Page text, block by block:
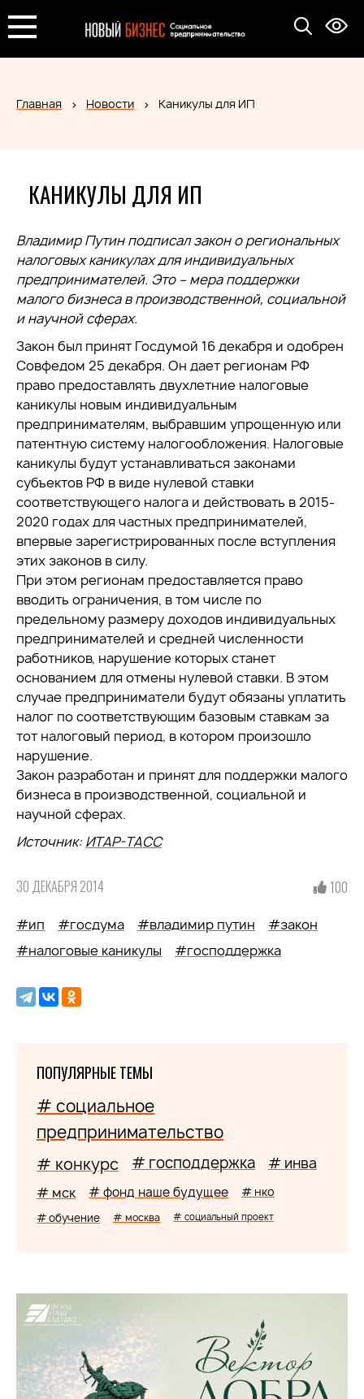
Главная Новости Каникулы для ИП
КАНИКУЛЫ ДЛЯ ИП
Владимир Путин подписал закон о региональных
налоговых каникулах для индивидуальных
предпринимателей. Это – мера поддержки
малого бизнеса в производственной, социальной
и научной сферах.
Закон был принят Госдумой 16 декабря и одобрен
Совфедом 25 декабря. Он дает регионам РФ
право предоставлять двухлетние налоговые
каникулы новым индивидуальным
предпринимателям, выбравшим упрощенную или
патентную систему налогообложения. Налоговые
каникулы будут устанавливаться законами
субъектов РФ в виде нулевой ставки
соответствующего налога и действовать в 2015-
2020 годах для частных предпринимателей,
впервые зарегистрированных после вступления
этих законов в силу.
При этом регионам предоставляется право
вводить ограничения, в том числе по
предельному размеру доходов индивидуальных
предпринимателей и средней численности
работников, нарушение которых станет
основанием для отмены нулевой ставки. В этом
случае предприниматели будут обязаны уплатить
налог по соответствующим базовым ставкам за
тот налоговый период, в котором произошло
нарушение.
Закон разработан и принят для поддержки малого
бизнеса в производственной, социальной и
научной сферах.
Источник: ИТАР-ТАСС
30 ДЕКАБРЯ 2014 100
#ип #госдума #владимир путин
#закон
#налоговые каникулы
#господдержка
ПОПУЛЯРНЫЕ ТЕМЫ
# социальное
предпринимательство
# конкурс # господдержка # инва
# мск # фонд наше будущее # нко
# обучение # москва # социальный проект